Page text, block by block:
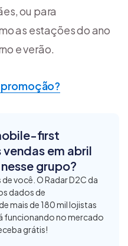
ou para
as estações do ano
e verão.
first
em abril
grupo?
você. O Radar D2C da
dados de
mais de 180 mil lojistas
funcionando no mercado
grátis!